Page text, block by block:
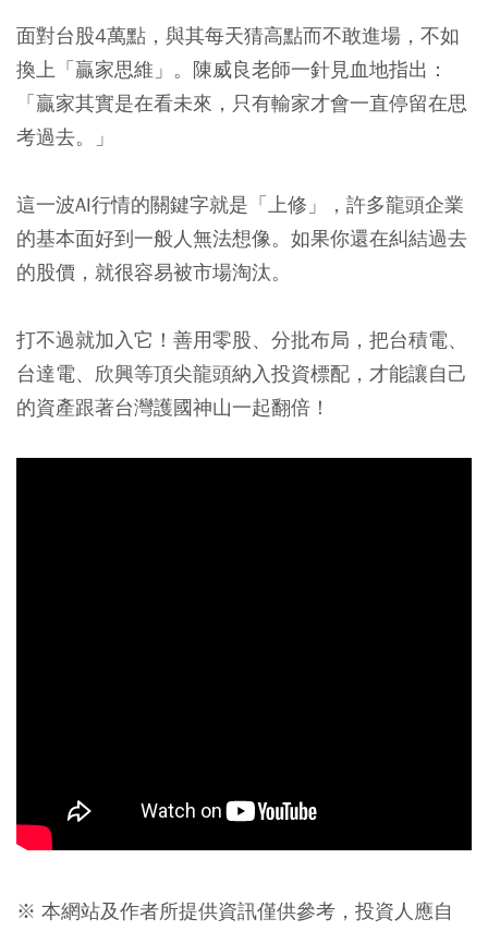
面對台股4萬點，與其每天猜高點而不敢進場，不如
換上「贏家思維」。陳威良老師一針見血地指出：
「贏家其實是在看未來，只有輸家才會一直停留在思
考過去。」
這一波AI行情的關鍵字就是「上修」，許多龍頭企業
的基本面好到一般人無法想像。如果你還在糾結過去
的股價，就很容易被市場淘汰。
打不過就加入它！善用零股、分批布局，把台積電、
台達電、欣興等頂尖龍頭納入投資標配，才能讓自己
的資產跟著台灣護國神山一起翻倍！
※ 本網站及作者所提供資訊僅供參考，投資人應自